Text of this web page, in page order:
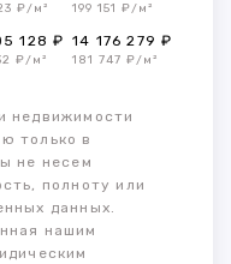
₽/м² 199 151 ₽/м²
128 ₽
₽/м²
14 176 279 ₽
181 747 ₽/м²
недвижимости
только в
не несем
полноту или
данных.
нашим